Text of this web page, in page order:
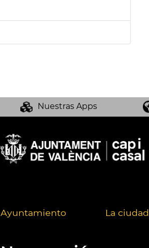
Nuestras Apps
Ayuntamiento La ciudad